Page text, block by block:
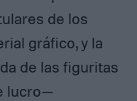
de los
gráfico, y la
de las figuritas
lucro—